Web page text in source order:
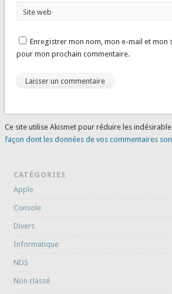
Site web
Enregistrer mon nom, mon e-mail et mon
pour mon prochain commentaire.
Ce site utilise Akismet pour réduire les
façon dont les données de vos commentaires
CATÉGORIES
Apple
Console
Divers
Informatique
NDS
Non classé